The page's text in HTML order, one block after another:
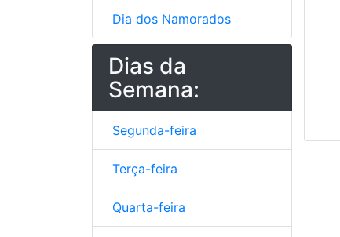
Dia dos Namorados
Dias da
Semana:
Segunda-feira
Terça-feira
Quarta-feira